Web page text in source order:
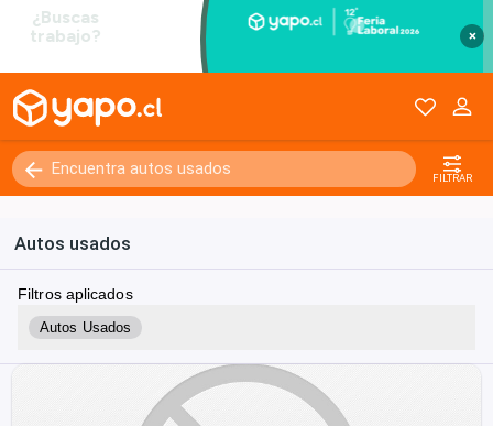
×
FILTRAR
Autos usados
Filtros aplicados
Autos Usados